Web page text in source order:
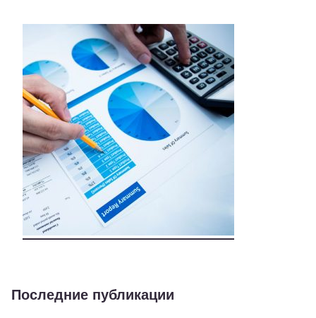
Последние публикации